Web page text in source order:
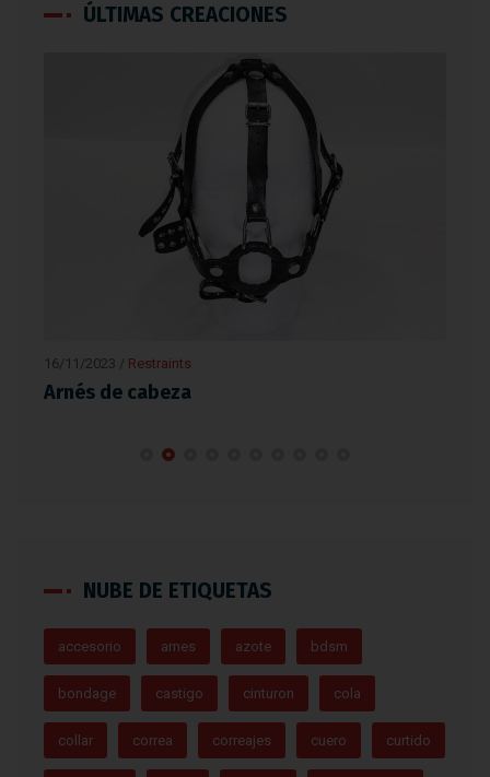
ÚLTIMAS CREACIONES
16/11/2023 / Restraints
Arnés de cabeza
NUBE DE ETIQUETAS
accesorio arnes azote bdsm
bondage castigo cinturon cola
collar correa correajes cuero curtido